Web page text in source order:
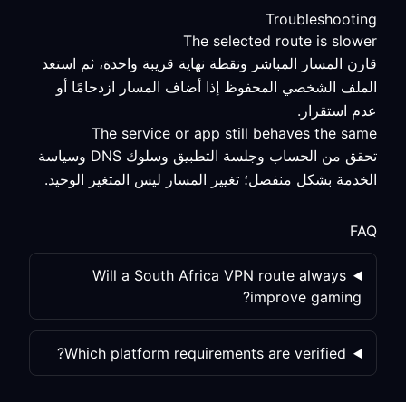
Troubleshooting
The selected route is slower
قارن المسار المباشر ونقطة نهاية قريبة واحدة، ثم استعد
الملف الشخصي المحفوظ إذا أضاف المسار ازدحامًا أو
عدم استقرار.
The service or app still behaves the same
تحقق من الحساب وجلسة التطبيق وسلوك DNS وسياسة
الخدمة بشكل منفصل؛ تغيير المسار ليس المتغير الوحيد.
FAQ
Will a South Africa VPN route always
improve gaming?
Which platform requirements are verified?